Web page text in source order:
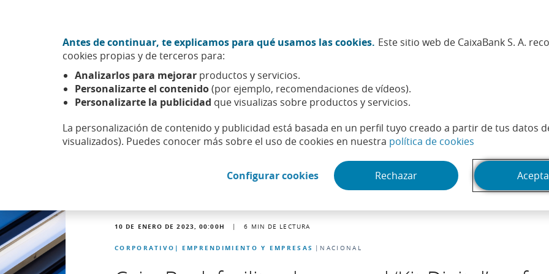
Antes de continuar, te explicamos para qué usamos las cookies. Este sitio web de CaixaBank S. A.
cookies propias y de terceros para:
Analizarlos para mejorar productos y servicios.
Personalizarte el contenido(por ejemplo, recomendaciones de vídeos).
Personalizarte la publicidad que visualizas sobre productos y servicios.
La personalización de contenido y publicidad está basada en un perfil tuyo creado a partir de tus datos
visualizados). Puedes conocer más sobre el uso de cookies en nuestra política de cookies
Configurar cookies(Abrir en ventana nueva)
Rechazar
Sobre nosotros
Actualidad Noticias Detalle noticia
10 DE ENERO DE 2023, 00:00H |6 MIN DE LECTURA
CORPORATIVO EMPRENDIMIENTO Y EMPRESAS NACIONAL